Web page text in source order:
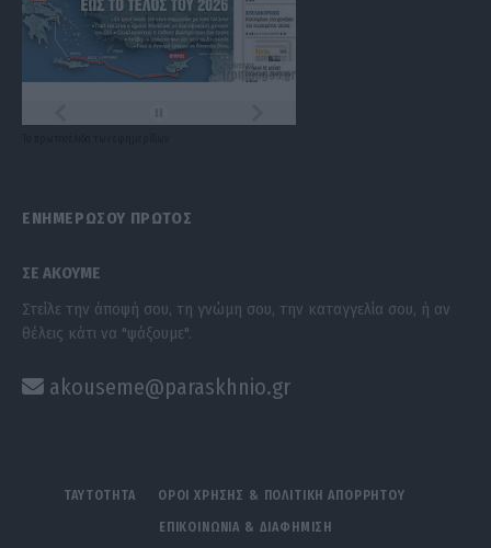
ΕΝΗΜΕΡΩΣΟΥ ΠΡΩΤΟΣ
ΣΕ ΑΚΟΥΜΕ
Στείλε την άποψή σου, τη γνώμη σου, την καταγγελία σου, ή αν
θέλεις κάτι να "ψάξουμε".
akouseme@paraskhnio.gr
ΤΑΥΤΟΤΗΤΑ ΟΡΟΙ ΧΡΗΣΗΣ & ΠΟΛΙΤΙΚΗ ΑΠΟΡΡΗΤΟΥ
ΕΠΙΚΟΙΝΩΝΙΑ & ΔΙΑΦΗΜΙΣΗ